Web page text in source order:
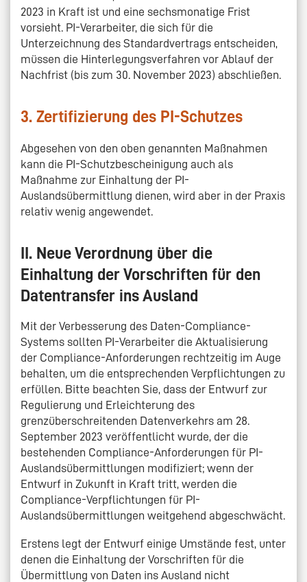
2023 in Kraft ist und eine sechsmonatige Frist
vorsieht. PI-Verarbeiter, die sich für die
Unterzeichnung des Standardvertrags entscheiden,
müssen die Hinterlegungsverfahren vor Ablauf der
Nachfrist (bis zum 30. November 2023) abschließen.
3. Zertifizierung des PI-Schutzes
Abgesehen von den oben genannten Maßnahmen
kann die PI-Schutzbescheinigung auch als
Maßnahme zur Einhaltung der PI-
Auslandsübermittlung dienen, wird aber in der Praxis
relativ wenig angewendet.
II. Neue Verordnung über die
Einhaltung der Vorschriften für den
Datentransfer ins Ausland
Mit der Verbesserung des Daten-Compliance-
Systems sollten PI-Verarbeiter die Aktualisierung
der Compliance-Anforderungen rechtzeitig im Auge
behalten, um die entsprechenden Verpflichtungen zu
erfüllen. Bitte beachten Sie, dass der Entwurf zur
Regulierung und Erleichterung des
grenzüberschreitenden Datenverkehrs am 28.
September 2023 veröffentlicht wurde, der die
bestehenden Compliance-Anforderungen für PI-
Auslandsübermittlungen modifiziert; wenn der
Entwurf in Zukunft in Kraft tritt, werden die
Compliance-Verpflichtungen für PI-
Auslandsübermittlungen weitgehend abgeschwächt.
Erstens legt der Entwurf einige Umstände fest, unter
denen die Einhaltung der Vorschriften für die
Übermittlung von Daten ins Ausland nicht